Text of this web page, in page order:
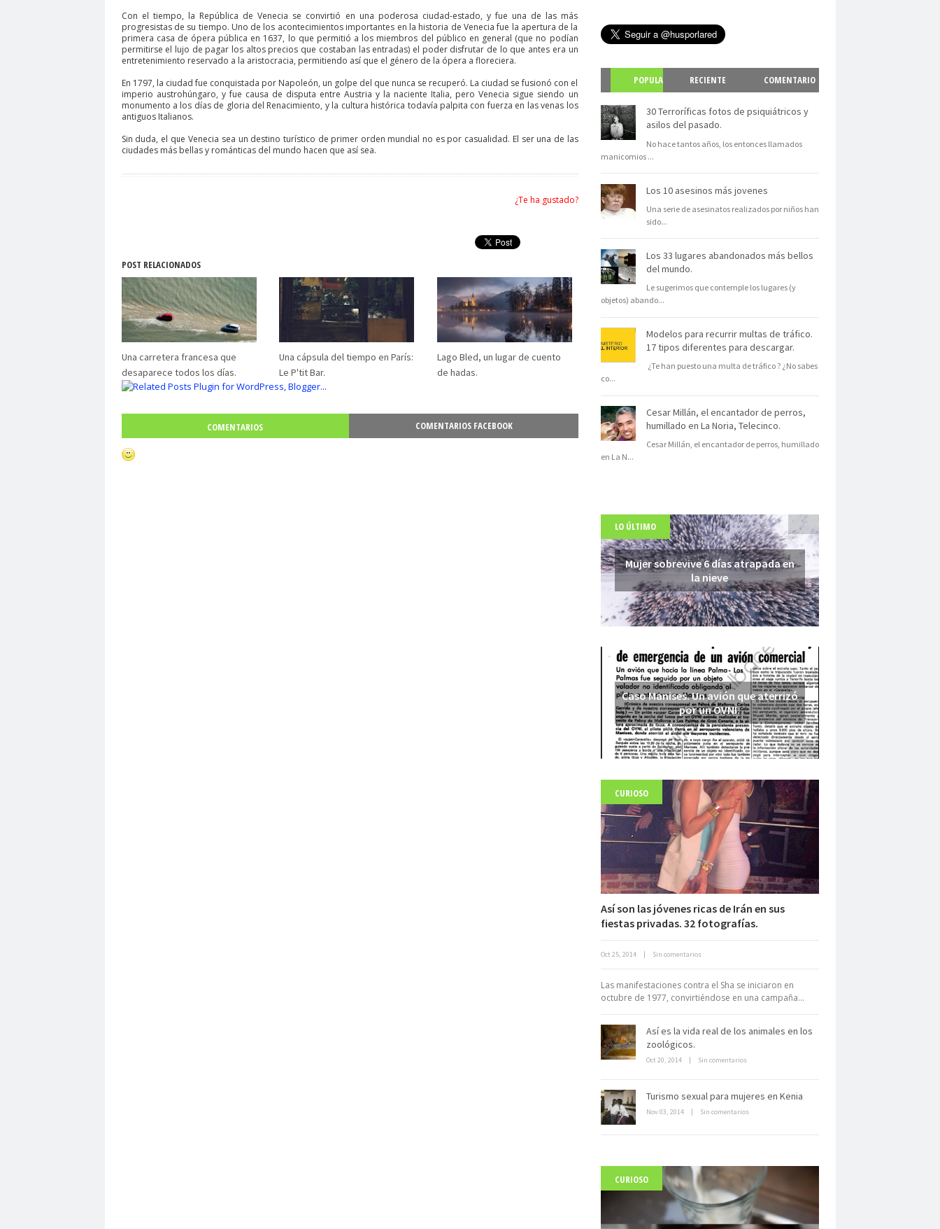
Con el tiempo, la República de Venecia se convirtió en una poderosa ciudad-estado, y fue una de las más
progresistas de su tiempo. Uno de los acontecimientos importantes en la historia de Venecia fue la apertura de la
primera casa de ópera pública en 1637, lo que permitió a los miembros del público en general (que no podían
permitirse el lujo de pagar los altos precios que costaban las entradas) el poder disfrutar de lo que antes era un
entretenimiento reservado a la aristocracia, permitiendo así que el género de la ópera a floreciera.
En 1797, la ciudad fue conquistada por Napoleón, un golpe del que nunca se recuperó. La ciudad se fusionó con el
imperio austrohúngaro, y fue causa de disputa entre Austria y la naciente Italia, pero Venecia sigue siendo un
monumento a los días de gloria del Renacimiento, y la cultura histórica todavía palpita con fuerza en las venas los
antiguos Italianos.
Sin duda, el que Venecia sea un destino turístico de primer orden mundial no es por casualidad. El ser una de las
ciudades más bellas y románticas del mundo hacen que así sea.
¿Te ha gustado?
POST RELACIONADOS
Una carretera francesa que
desaparece todos los días.
Una cápsula del tiempo en París:
Le P'tit Bar.
Lago Bled, un lugar de cuento
de hadas.
COMENTARIOS COMENTARIOS FACEBOOK
POPULA
R
RECIENTE
COMENTARIO
S
30 Terroríficas fotos de psiquiátricos y
asilos del pasado.
No hace tantos años, los entonces llamados
manicomios ...
Los 10 asesinos más jovenes
Una serie de asesinatos realizados por niños han
sido...
Los 33 lugares abandonados más bellos
del mundo.
Le sugerimos que contemple los lugares (y
objetos) abando...
Modelos para recurrir multas de tráfico.
17 tipos diferentes para descargar.
¿Te han puesto una multa de tráfico ? ¿No sabes
co...
Cesar Millán, el encantador de perros,
humillado en La Noria, Telecinco.
Cesar Millán, el encantador de perros, humillado
en La N...
LO ÚLTIMO
Mujer sobrevive 6 días atrapada en
la nieve
Caso Manises. Un avión que aterrizó
por un OVNI.
Fuerte abandonado del siglo XIX
Neuromarketing: el uso de la
electrónico
Dentro de un manicomio
abandonado
Carlo Acutis, el beato incorrupto de
CURIOSO
Así son las jóvenes ricas de Irán en sus
fiestas privadas. 32 fotografías.
Oct 25, 2014 | Sin comentarios
Las manifestaciones contra el Sha se iniciaron en
octubre de 1977, convirtiéndose en una campaña...
Así es la vida real de los animales en los
zoológicos.
Oct 20, 2014 | Sin comentarios
Turismo sexual para mujeres en Kenia
Nov 03, 2014 | Sin comentarios
CURIOSO